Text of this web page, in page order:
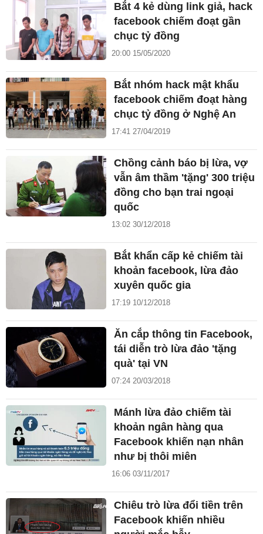
Bắt 4 kẻ dùng link giả, hack
facebook chiếm đoạt gần
chục tỷ đồng
20:00 15/05/2020
Bắt nhóm hack mật khẩu
facebook chiếm đoạt hàng
chục tỷ đồng ở Nghệ An
17:41 27/04/2019
Chồng cảnh báo bị lừa, vợ
vẫn âm thầm 'tặng' 300 triệu
đồng cho bạn trai ngoại
quốc
13:02 30/12/2018
Bắt khẩn cấp kẻ chiếm tài
khoản facebook, lừa đảo
xuyên quốc gia
17:19 10/12/2018
Ăn cắp thông tin Facebook,
tái diễn trò lừa đảo 'tặng
quà' tại VN
07:24 20/03/2018
Mánh lừa đảo chiếm tài
khoản ngân hàng qua
Facebook khiến nạn nhân
như bị thôi miên
16:06 03/11/2017
Chiêu trò lừa đổi tiền trên
Facebook khiến nhiều